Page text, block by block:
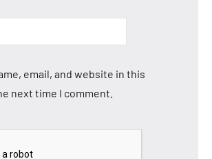
email, and website in this
next time I comment.